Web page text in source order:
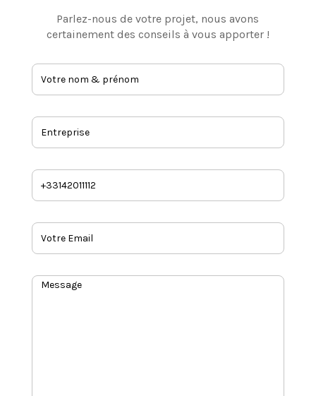
Parlez-nous de votre projet, nous avons
certainement des conseils à vous apporter !